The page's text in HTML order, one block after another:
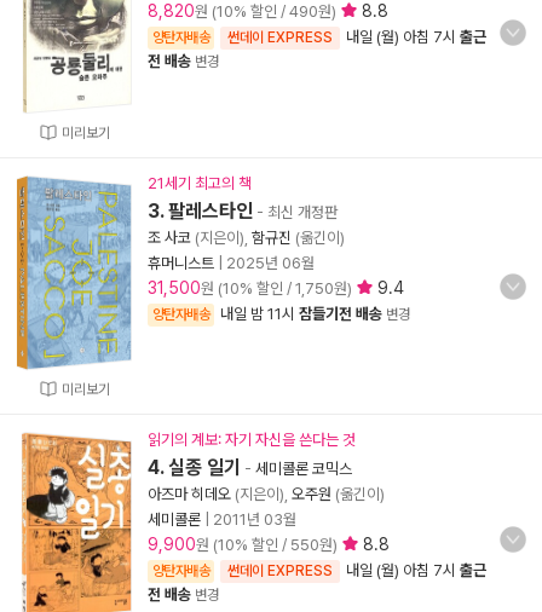
미리보기
8,820원 (10% 할인 / 490원) 8.8
양탄자배송 썬데이 EXPRESS 내일 (월) 아침 7시 출근
전 배송 변경
미리보기
21세기 최고의 책
3. 팔레스타인 - 최신 개정판
조 사코 (지은이), 함규진 (옮긴이)
휴머니스트
2025년 06월
31,500원 (10% 할인 / 1,750원) 9.4
양탄자배송 내일 밤 11시 잠들기전 배송 변경
읽기의 계보: 자기 자신을 쓴다는 것
4. 실종 일기 - 세미콜론 코믹스
아즈마 히데오 (지은이), 오주원 (옮긴이)
세미콜론
2011년 03월
9,900원 (10% 할인 / 550원) 8.8
양탄자배송 썬데이 EXPRESS 내일 (월) 아침 7시 출근
전 배송 변경